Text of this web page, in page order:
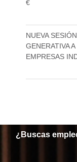
€
NUEVA
GENERATIVA
EMPRESAS
¿Buscas